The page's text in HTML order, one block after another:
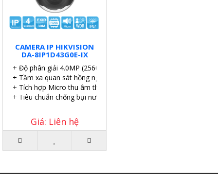
CAMERA IP HIKVISION
DA-8IP1D43G0E-IX
+ Độ phân giải 4.0MP (2560×1440@20fps).
+ Tầm xa quan sát hồng ngoại: EXIR 30m
+ Tích hợp Micro thu âm thanh.
+ Tiêu chuẩn chống bụi nước IP67.
Giá: Liên hệ